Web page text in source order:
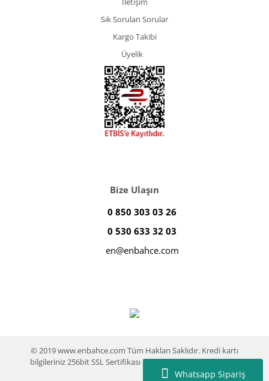
Whatsapp Sipariş
Sık Sorulan Sorular
Kargo Takibi
Üyelik
Bize Ulaşın
0 850 303 03 26
0 530 633 32 03
en@enbahce.com
© 2019 www.enbahce.com Tüm Hakları Saklıdır. Kredi kartı
bilgileriniz 256bit SSL Sertifikası ile %100 koruma altındadır.